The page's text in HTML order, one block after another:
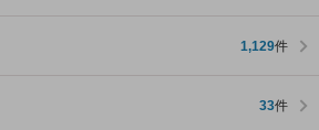
1,129件
33件